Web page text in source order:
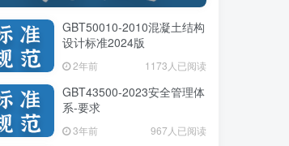
GBT50010-2010混凝土结构
设计标准2024版
2年前 1173人已阅读
GBT43500-2023安全管理体
系-要求
3年前 967人已阅读
GBT50010-2010混凝土结构
设计标准2024版
2年前 1173人已阅读
GBT43500-2023安全管理体
系-要求
3年前 967人已阅读